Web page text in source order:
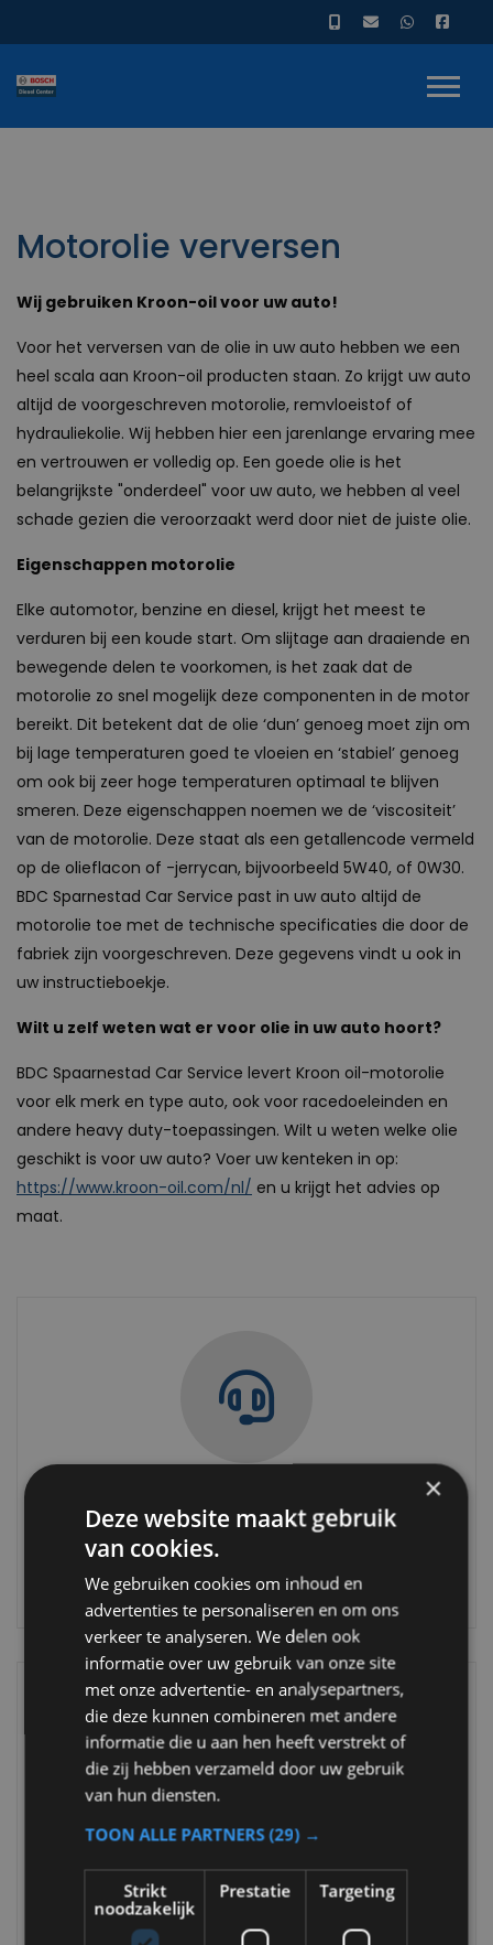
Motorolie verversen
Wij gebruiken Kroon-oil voor uw auto!
Voor het verversen van de olie in uw auto hebben we een
heel scala aan Kroon-oil producten staan. Zo krijgt uw auto
altijd de voorgeschreven motorolie, remvloeistof of
hydrauliekolie. Wij hebben hier een jarenlange ervaring mee
en vertrouwen er volledig op. Een goede olie is het
belangrijkste "onderdeel" voor uw auto, we hebben al veel
schade gezien die veroorzaakt werd door niet de juiste olie.
Eigenschappen motorolie
Elke automotor, benzine en diesel, krijgt het meest te
verduren bij een koude start. Om slijtage aan draaiende en
bewegende delen te voorkomen, is het zaak dat de
motorolie zo snel mogelijk deze componenten in de motor
bereikt. Dit betekent dat de olie ‘dun’ genoeg moet zijn om
bij lage temperaturen goed te vloeien en ‘stabiel’ genoeg
om ook bij zeer hoge temperaturen optimaal te blijven
smeren. Deze eigenschappen noemen we de ‘viscositeit’
van de motorolie. Deze staat als een getallencode vermeld
op de olieflacon of -jerrycan, bijvoorbeeld 5W40, of 0W30.
BDC Sparnestad Car Service past in uw auto altijd de
motorolie toe met de technische specificaties die door de
fabriek zijn voorgeschreven. Deze gegevens vindt u ook in
uw instructieboekje.
Wilt u zelf weten wat er voor olie in uw auto hoort?
BDC Spaarnestad Car Service levert Kroon oil-motorolie
voor elk merk en type auto, ook voor racedoeleinden en
andere heavy duty-toepassingen. Wilt u weten welke olie
geschikt is voor uw auto? Voer uw kenteken in op:
https://www.kroon-oil.com/nl/ en u krijgt het advies op
maat.
Hier vind u diverse mogelijkheden om contact met
ons op te nemen
Toegang tot de online agenda. U kunt direct zien
wanneer we ruimte hebben om u te helpen. U
×
Deze website maakt gebruik
van cookies.
We gebruiken cookies om inhoud en
advertenties te personaliseren en om ons
verkeer te analyseren. We delen ook
informatie over uw gebruik van onze site
met onze advertentie- en analysepartners,
die deze kunnen combineren met andere
informatie die u aan hen heeft verstrekt of
die zij hebben verzameld door uw gebruik
van hun diensten.
TOON ALLE PARTNERS(29) →
Strikt
noodzakelijk
Prestatie Targeting